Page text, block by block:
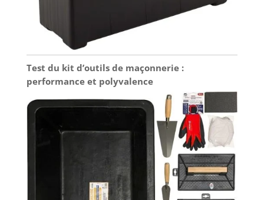
Évitez de
décharger
batterie.
L’utilisation
alternée de
rechange est plus
efficace, préserve
les cellules et
prolonge la durée
de vie de la
batterie ; 2.
Stockez la batterie
dans un endroit
complexes, ce kit
d'équerre de
polyvalence le
rend adapté aux
professionnels
comme aux
passionnés de
bricolage,
garantissant la
précision dans un
large éventail de
projets. 👷
SUPPORT CLIENT
exceptionnelle, vous allez enfin
apprécier écrire avec un crayon de
chantier ! Avec son grip amovible,
notre crayon de chantier vous assure
d’écrire confortablement. En plus, le
grip est amovible : passez en mode
marqueur de trou profond en un
rien de temps !
Test du kit d’outils de maçonnerie :
performance et polyvalence